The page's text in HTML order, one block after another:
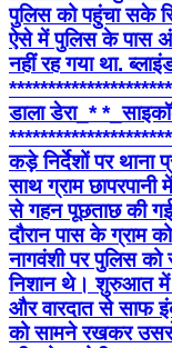
पुलिस को पहुंचा सके
ऐसे में पुलिस के पास
नहीं रह गया था.
डाला डेरा_*
कड़े निर्देशों पर थाना
साथ ग्राम छापरपानी
से गहन पूछताछ की
दौरान पास के ग्राम
नागवंशी पर पुलिस
निशान थे। शुरुआत में
और वारदात से साफ
को सामने रखकर